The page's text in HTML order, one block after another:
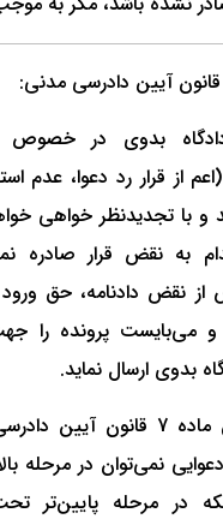
بدوی در خصوص
از قرار رد دعوا، عدم
و با تجدیدنظر خواهی
به نقض قرار صادره
از نقض دادنامه، حق
و می‌بایست پرونده را
بدوی ارسال نماید.
2- گرچه طبق ماده 7 قانون
نمی‌توان در مرحله
در مرحله پایین‌تر